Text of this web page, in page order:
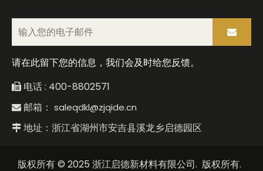
请在此留下您的信息，我们会及时给您反馈。
 电话 : 400-8802571
 邮箱： saleqdkl@zjqide.cn
 地址：浙江省湖州市安吉县溪龙乡启德园区
版权所有 © 2025 浙江启德新材料有限公司. 版权所有.